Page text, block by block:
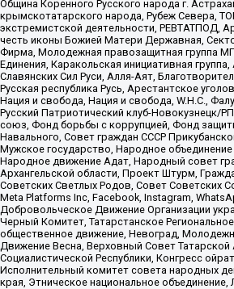
Община Коренного Русского народа г.
крымскотатарского народа, Рубеж Севера,
экстремистской деятельности, РЕВТАТПОД,
честь иконы Божией Матери Державная,
Фирма, Молодежная правозащитная группа
Единения, Каракольская инициативная
Славянских Сил Руси, Алля-Аят,
Русская республика Русь, Арестантское
Нация и свобода, Нация и свобода, W.H.С.,
Русский Патриотический клуб-Новокузнецк/
союз, Фонд борьбы с коррупцией, Фонд
Навального, Совет граждан СССР
Мужское государство, Народное объединение
Народное движение Адат, Народный совет
Архангельской области, Проект Штурм,
Советских Светлых Родов, Совет Советских
Meta Platforms Inc, Facebook, Instagram,
Добровольческое Движение Организации
Черный Комитет, Татарстанское
общественное движение, Невоград,
Движение Весна, Верховный Совет
Социалистической Республики, Конгресс
Исполнительный комитет совета народных
края, Этническое национальное